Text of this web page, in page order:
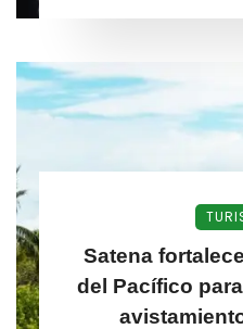
Satena
del Pacífico